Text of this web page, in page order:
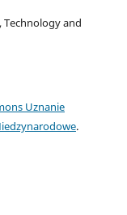
Technology and
Uznanie
.